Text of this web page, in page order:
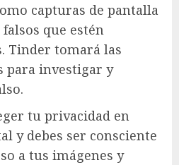
capturas de pantalla
que estén
Tinder tomará las
para investigar y
tu privacidad en
y debes ser consciente
a tus imágenes y